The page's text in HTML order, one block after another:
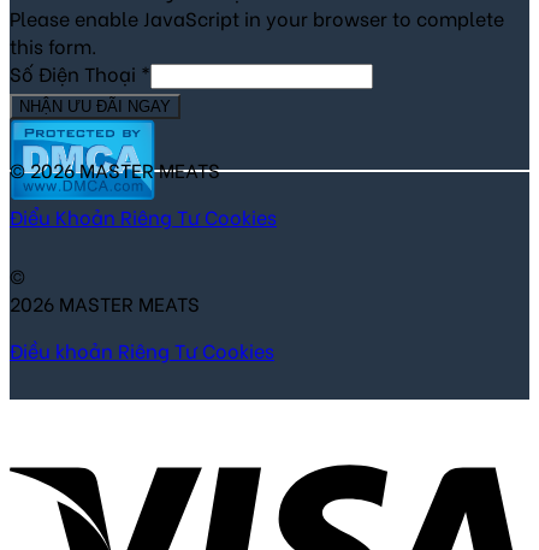
Please enable JavaScript in your browser to complete
this form.
Số Điện Thoại *
NHẬN ƯU ĐÃI NGAY
© 2026 MASTER MEATS
Điểu Khoản Riêng Tư Cookies
©
2026 MASTER MEATS
Điều khoản Riêng Tư Cookies